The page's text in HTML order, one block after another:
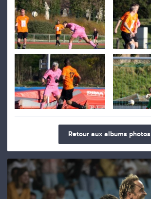
Retour aux albums photos